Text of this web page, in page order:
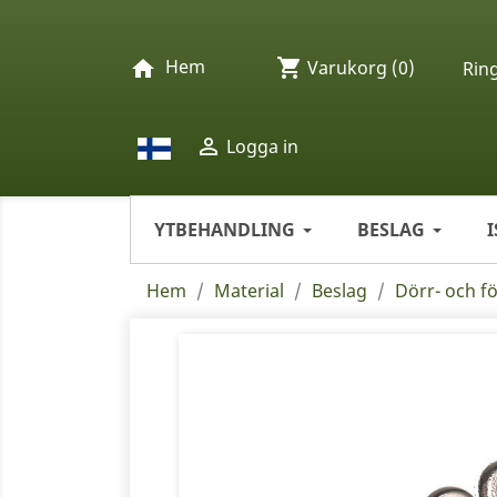
home Hem
 Logga in
shopping_cart Varukorg (0)
YTBEHANDLING BESLAG
Hem Material Beslag Dörr- och